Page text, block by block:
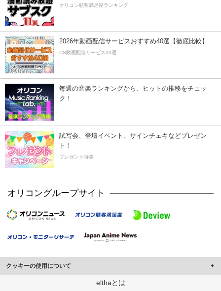
オリコン顧客満足度ランキング
2026年動画配信サービスおすすめ40選【徹底比較】
CS動画配信サービス20選
毎週の音楽ランキングから、ヒットの推移をチェッ
ク！
試写会、登壇イベント、サインチェキなどプレゼン
ト！
プレゼント特集
オリコングループサイト
クッキーの使用について
このサイトでは Cookie を使用して、ユーザーに合わせたコンテンツや広告の
elthaとは